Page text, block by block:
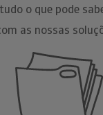
o que pode
as nossas